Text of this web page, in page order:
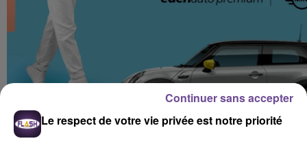
Le respect de votre vie privée est notre priorité
Continuer sans accepter